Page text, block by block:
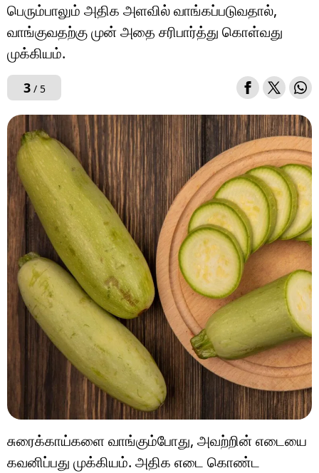
பெரும்பாலும் அதிக அளவில் வாங்கப்படுவதால்,
வாங்குவதற்கு முன் அதை சரிபார்த்து கொள்வது
முக்கியம்.
3/ 5
சுரைக்காய்களை வாங்கும்போது, அவற்றின் எடையை
கவனிப்பது முக்கியம். அதிக எடை கொண்ட